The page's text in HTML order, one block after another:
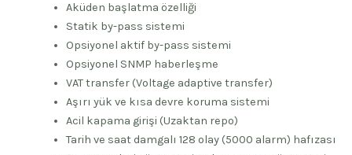
Aküden başlatma özelliği
Statik by-pass sistemi
Opsiyonel aktif by-pass sistemi
Opsiyonel SNMP haberleşme
VAT transfer (Voltage adaptive transfer)
Aşırı yük ve kısa devre koruma sistemi
Acil kapama girişi (Uzaktan repo)
Tarih ve saat damgalı 128 olay (5000 alarm) hafızası